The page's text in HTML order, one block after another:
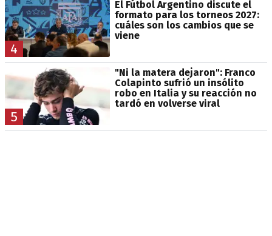
4
El Fútbol Argentino discute el
formato para los torneos 2027:
cuáles son los cambios que se
viene
5
"Ni la matera dejaron": Franco
Colapinto sufrió un insólito
robo en Italia y su reacción no
tardó en volverse viral